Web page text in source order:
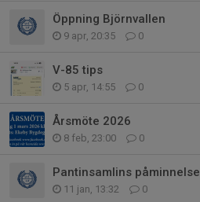
Öppning Björnvallen
9 apr, 20:35 0
V-85 tips
5 apr, 14:55 0
Årsmöte 2026
8 feb, 23:00 0
Pantinsamlins påminnelse
11 jan, 13:32 0